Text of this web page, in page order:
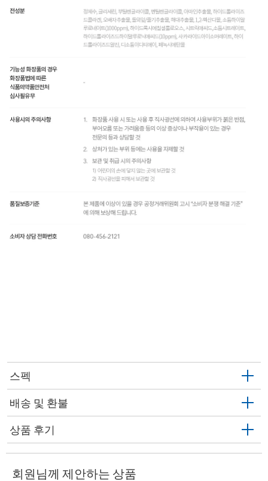
스펙
배송 및 환불
상품 후기
회원님께 제안하는 상품